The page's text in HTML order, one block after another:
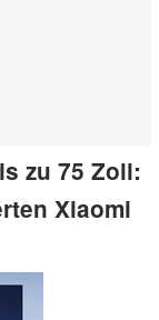
zu 75 Zoll:
Xiaomi